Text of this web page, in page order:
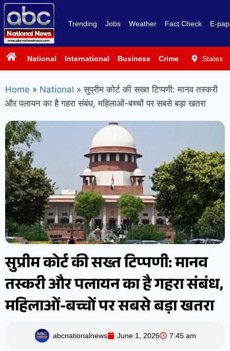
Trending Jobs Weather Fact Check E-
National International Business Crime PoliticsStates
Home » National » सुप्रीम कोर्ट की सख्त टिप्पणी: मानव तस्करी
और पलायन का है गहरा संबंध, महिलाओं-बच्चों पर सबसे बड़ा खतरा
सुप्रीम कोर्ट की सख्त टिप्पणी: मानव
तस्करी और पलायन का है गहरा संबंध,
महिलाओं-बच्चों पर सबसे बड़ा खतरा
abcnationalnews June 1, 2026 7:45 am